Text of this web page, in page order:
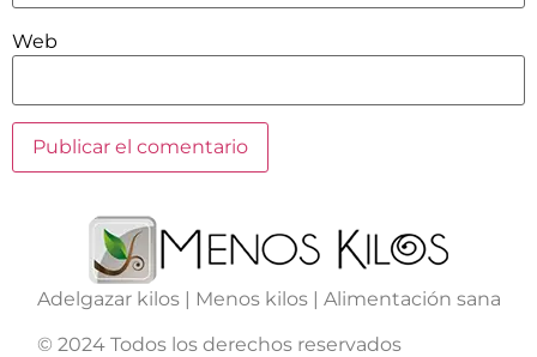
Web
Adelgazar kilos | Menos kilos | Alimentación sana
© 2024 Todos los derechos reservados